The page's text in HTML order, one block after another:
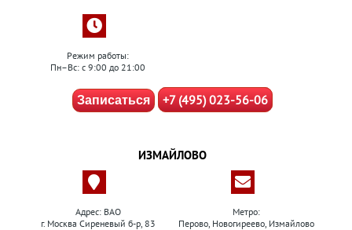
Режим работы:
Пн–Вс: с 9:00 до 21:00
Записаться +7 (495) 023-56-06
ИЗМАЙЛОВО
Адрес: ВАО
г. Москва Сиреневый б-р, 83
Метро:
Перово, Новогиреево, Измайлово